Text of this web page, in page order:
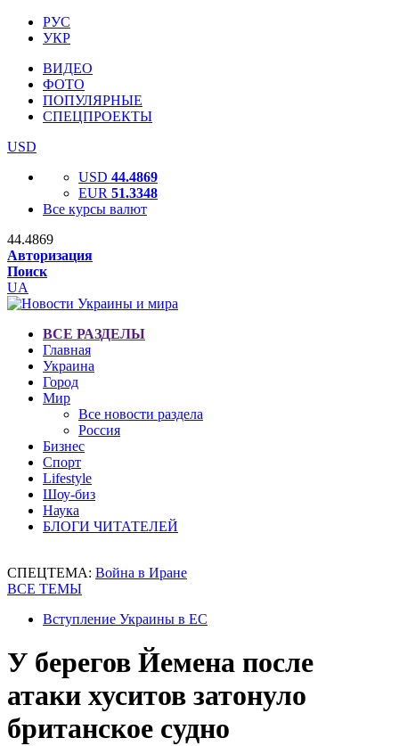
РУС
УКР
ВИДЕО
ФОТО
ПОПУЛЯРНЫЕ
СПЕЦПРОЕКТЫ
USD
USD 44.4869
EUR 51.3348
Все курсы валют
44.4869
Авторизация
Поиск
UA
ВСЕ РАЗДЕЛЫ
Главная
Украина
Город
Мир
Все новости раздела
Россия
Бизнес
Спорт
Lifestyle
Шоу-биз
Наука
БЛОГИ ЧИТАТЕЛЕЙ
СПЕЦТЕМА: Война в Иране
ВСЕ ТЕМЫ
Вступление Украины в ЕС
У берегов Йемена после
атаки хуситов затонуло
британское судно